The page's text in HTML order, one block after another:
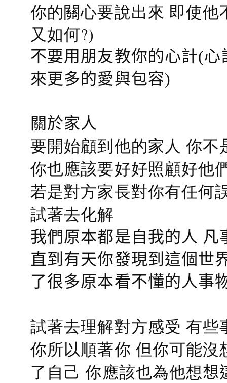
你的關心要說出來 即使
又如何?)
不要用朋友教你的心計(
來更多的愛與包容)
關於家人
要開始顧到他的家人 你
你也應該要好好照顧好他
若是對方家長對你有任何
試著去化解
我們原本都是自我的人
直到有天你發現到這個世
了很多原本看不懂的人事
試著去理解對方感受 有
你所以順著你 但你可能
了自己 你應該也為他想想